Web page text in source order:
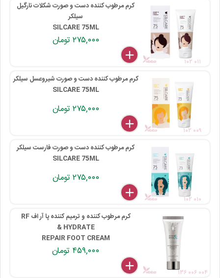
کرم مرطوب کننده دست و صورت شکلات نارگیل
سیلکر
SILCARE 75ML
۲۷۵,۰۰۰ تومان
delete
remove
add
۱۰۲ ۰۱۱
کرم مرطوب کننده دست و صورت شیروعسل سیلکر
SILCARE 75ML
۲۷۵,۰۰۰ تومان
delete
remove
add
۱۰۲ ۰۰۹
کرم مرطوب کننده دست و صورت فارست سیلکر
SILCARE 75ML
۲۷۵,۰۰۰ تومان
delete
remove
add
۱۰۲ ۰۱۰
کرم مرطوب کننده و ترمیم کننده پا آر اف RF
HYDRATE &
REPAIR FOOT CREAM
۴۵۹,۰۰۰ تومان
delete
remove
add
۱۳۶ ۰۰۶ ۰۰۴